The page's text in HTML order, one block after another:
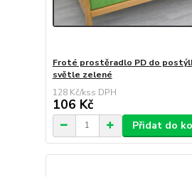
Froté prostěradlo PD do
světle zelené
128 Kč/ks
106 Kč
Přidat do